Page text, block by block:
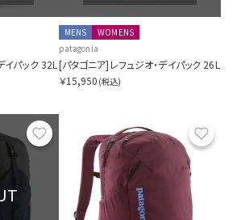
イパック 32L
MENS
WOMENS
patagonia
[パタゴニア]レフュジオ・デイパック 26L
￥15,950 (税込)
お気に入り